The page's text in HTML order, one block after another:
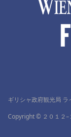
ギリシャ政府観光局
Copyright © ２０１２